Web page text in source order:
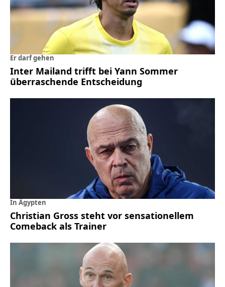
Er darf gehen
Inter Mailand trifft bei Yann Sommer
überraschende Entscheidung
In Ägypten
Christian Gross steht vor sensationellem
Comeback als Trainer